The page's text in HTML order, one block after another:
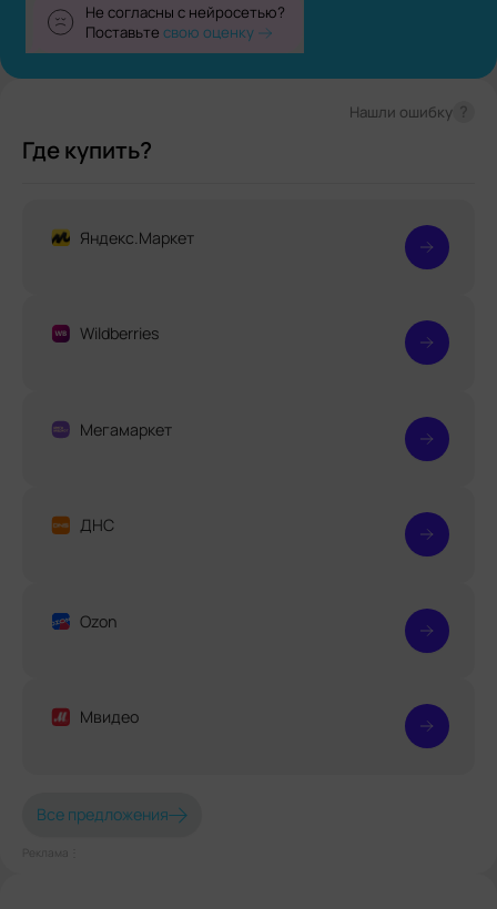
Не согласны с нейросетью?
Поставьтесвою оценку
Где купить?
Нашли ошибку
Яндекс.Маркет
Wildberries
Мегамаркет
ДНС
Ozon
Мвидео
Все предложения
Реклама⋮